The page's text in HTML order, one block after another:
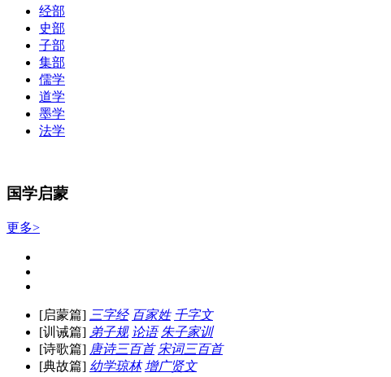
经部
史部
子部
集部
儒学
道学
墨学
法学
国学启蒙
更多>
[启蒙篇] 三字经 百家姓 千字文
[训诫篇] 弟子规 论语 朱子家训
[诗歌篇] 唐诗三百首 宋词三百首
[典故篇] 幼学琼林 增广贤文